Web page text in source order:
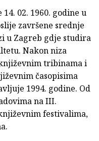
02. 1960. godine u
završene srednje
u Zagreb gdje studira
Nakon niza
tribinama i
časopisima
1994. godine. Od
na III.
festivalima,